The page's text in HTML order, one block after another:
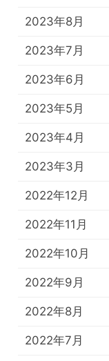
2023年8月
2023年7月
2023年6月
2023年5月
2023年4月
2023年3月
2022年12月
2022年11月
2022年10月
2022年9月
2022年8月
2022年7月